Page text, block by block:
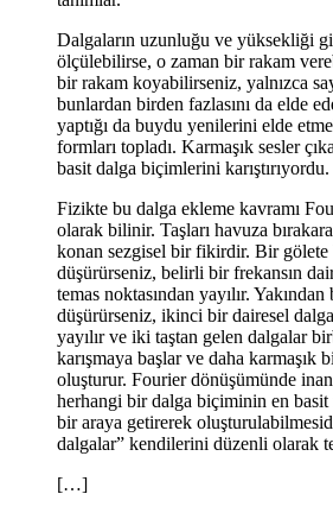
Dalgaların uzunluğu ve yüksekliği
ölçülebilirse, o zaman bir rakam
bir rakam koyabilirseniz, yalnızca
bunlardan birden fazlasını da elde
yaptığı da buydu yenilerini elde
formları topladı. Karmaşık sesler
basit dalga biçimlerini karıştırıyordu.
Fizikte bu dalga ekleme kavramı
olarak bilinir. Taşları havuza
konan sezgisel bir fikirdir. Bir gölete
düşürürseniz, belirli bir frekansın
temas noktasından yayılır.
düşürürseniz, ikinci bir dairesel dalga
yayılır ve iki taştan gelen dalgalar
karışmaya başlar ve daha karmaşık
oluşturur. Fourier dönüşümünde
herhangi bir dalga biçiminin en basit
bir araya getirerek
dalgalar” kendilerini düzenli olarak
[…]